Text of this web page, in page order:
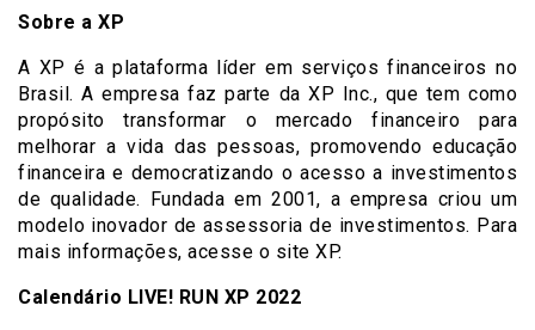
Sobre a XP
A XP é a plataforma líder em serviços financeiros no
Brasil. A empresa faz parte da XP Inc., que tem como
propósito transformar o mercado financeiro para
melhorar a vida das pessoas, promovendo educação
financeira e democratizando o acesso a investimentos
de qualidade. Fundada em 2001, a empresa criou um
modelo inovador de assessoria de investimentos. Para
mais informações, acesse o site XP.
Calendário LIVE! RUN XP 2022